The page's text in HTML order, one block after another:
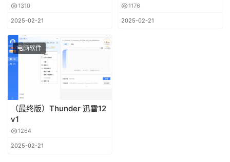
1310
2025-02-21
1176
2025-02-21
电脑软件
（最终版）Thunder 迅雷12
v1
1264
2025-02-21